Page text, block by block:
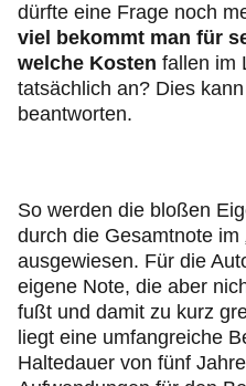
dürfte eine Frage noch
viel bekommt man für
welche Kosten fallen im
tatsächlich an? Dies
beantworten.
So werden die bloßen
durch die Gesamtnote im
ausgewiesen. Für die
eigene Note, die aber
fußt und damit zu kurz
liegt eine umfangreiche
Haltedauer von fünf